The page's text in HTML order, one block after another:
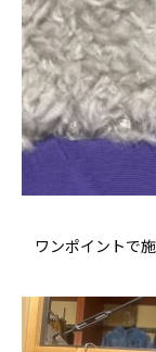
ワンポイントで